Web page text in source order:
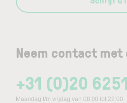
Neem contact met
+31 (0)20
Maandag t/m vrijdag van 08:00 tot 22:00